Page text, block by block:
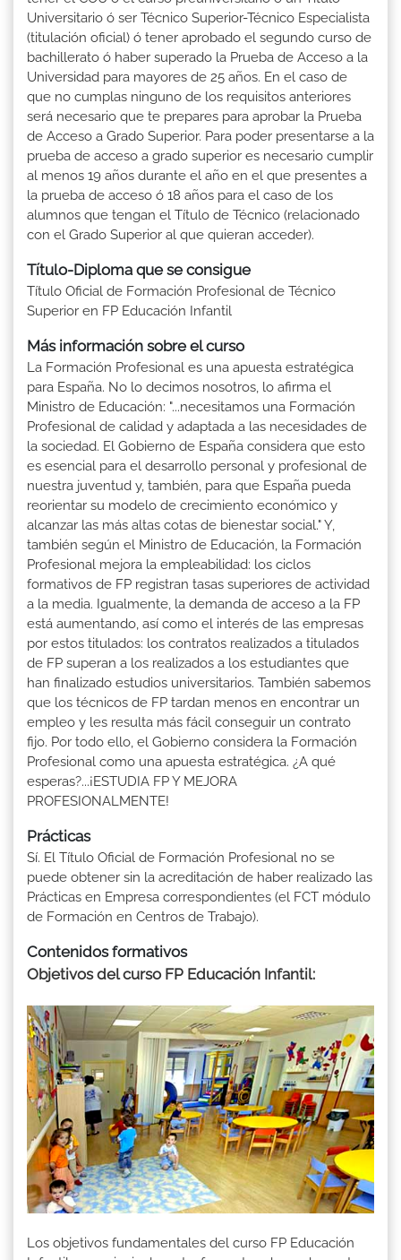
Universitario ó ser Técnico Superior-Técnico Especialista
(titulación oficial) ó tener aprobado el segundo curso de
bachillerato ó haber superado la Prueba de Acceso a la
Universidad para mayores de 25 años. En el caso de
que no cumplas ninguno de los requisitos anteriores
será necesario que te prepares para aprobar la Prueba
de Acceso a Grado Superior. Para poder presentarse a la
prueba de acceso a grado superior es necesario cumplir
al menos 19 años durante el año en el que presentes a
la prueba de acceso ó 18 años para el caso de los
alumnos que tengan el Título de Técnico (relacionado
con el Grado Superior al que quieran acceder).
Título-Diploma que se consigue
Título Oficial de Formación Profesional de Técnico
Superior en FP Educación Infantil
Más información sobre el curso
La Formación Profesional es una apuesta estratégica
para España. No lo decimos nosotros, lo afirma el
Ministro de Educación: "...necesitamos una Formación
Profesional de calidad y adaptada a las necesidades de
la sociedad. El Gobierno de España considera que esto
es esencial para el desarrollo personal y profesional de
nuestra juventud y, también, para que España pueda
reorientar su modelo de crecimiento económico y
alcanzar las más altas cotas de bienestar social." Y,
también según el Ministro de Educación, la Formación
Profesional mejora la empleabilidad: los ciclos
formativos de FP registran tasas superiores de actividad
a la media. Igualmente, la demanda de acceso a la FP
está aumentando, así como el interés de las empresas
por estos titulados: los contratos realizados a titulados
de FP superan a los realizados a los estudiantes que
han finalizado estudios universitarios. También sabemos
que los técnicos de FP tardan menos en encontrar un
empleo y les resulta más fácil conseguir un contrato
fijo. Por todo ello, el Gobierno considera la Formación
Profesional como una apuesta estratégica. ¿A qué
esperas?...¡ESTUDIA FP Y MEJORA
PROFESIONALMENTE!
Prácticas
Sí. El Título Oficial de Formación Profesional no se
puede obtener sin la acreditación de haber realizado las
Prácticas en Empresa correspondientes (el FCT módulo
de Formación en Centros de Trabajo).
Contenidos formativos
Objetivos del curso FP Educación Infantil:
Los objetivos fundamentales del curso FP Educación